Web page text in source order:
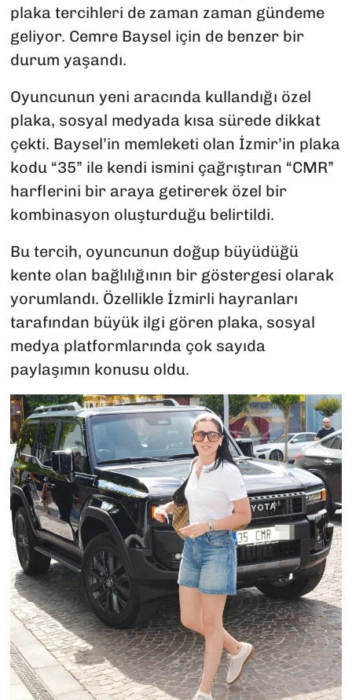
plaka tercihleri de zaman zaman gündeme
geliyor. Cemre Baysel için de benzer bir
durum yaşandı.
Oyuncunun yeni aracında kullandığı özel
plaka, sosyal medyada kısa sürede dikkat
çekti. Baysel’in memleketi olan İzmir’in plaka
kodu “35” ile kendi ismini çağrıştıran “CMR”
harflerini bir araya getirerek özel bir
kombinasyon oluşturduğu belirtildi.
Bu tercih, oyuncunun doğup büyüdüğü
kente olan bağlılığının bir göstergesi olarak
yorumlandı. Özellikle İzmirli hayranları
tarafından büyük ilgi gören plaka, sosyal
medya platformlarında çok sayıda
paylaşımın konusu oldu.